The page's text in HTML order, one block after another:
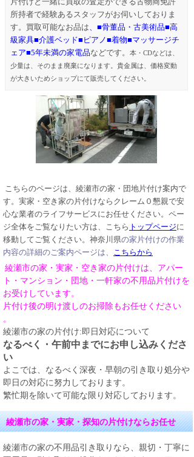
所持者で経験あるスタッフがお伺いしておりま
す。買取可能なお品は、■骨董品・古美術品■高
級家具■介護ベッド■ピアノ■着物■マッサージチ
ェア■5年未満の家電品などです。
本・CDなどは、
少量は、そのまま廃棄になります。貴金属は、価格変動
が大きいためショップにて販売してください。
こちらのページは、綾瀬市の家・団地片付け案内で
す。実家・空き家の片付けならクレーム０懇親で安
心な業者のライフサービスにお任せください。ペー
ジ全体をご覧なりたい方は、こちら トップページに
移動してご覧ください。神奈川県の家片付けの作業
内容の詳細のご案内ページは、 こちらから
綾瀬市の家・実家・空き家の片付けは、アパー
ト・マンション・団地・一軒家の不用品片付けを
お受けしています。
片付け後の明け渡しのお掃除もお任せください
。
綾瀬市の家の片付け:即日対応について
なるべく・午前中までにお申し込みくださ
い
よこでは、なるべく深夜・早朝の引き取り処分や
即日の対応に努力しております。
繁忙期を除いて可能な限り対応しております。
綾瀬市の家・実家・探知の片付けならお任せ
綾瀬市の家の不用品引き取りなら、親切・丁寧に